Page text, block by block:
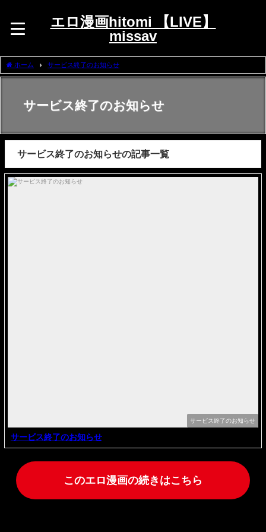
エロ漫画hitomi 【LIVE】
missav
ホーム サービス終了のお知らせ
サービス終了のお知らせ
サービス終了のお知らせの記事一覧
サービス終了のお知らせ
サービス終了のお知らせ
このエロ漫画の続きはこちら